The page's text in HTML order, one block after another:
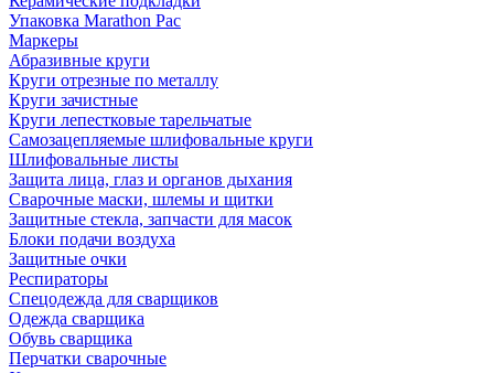
Упаковка Marathon Pac
Маркеры
Абразивные круги
Круги отрезные по металлу
Круги зачистные
Круги лепестковые тарельчатые
Самозацепляемые шлифовальные круги
Шлифовальные листы
Защита лица, глаз и органов дыхания
Сварочные маски, шлемы и щитки
Защитные стекла, запчасти для масок
Блоки подачи воздуха
Защитные очки
Респираторы
Спецодежда для сварщиков
Одежда сварщика
Обувь сварщика
Перчатки сварочные